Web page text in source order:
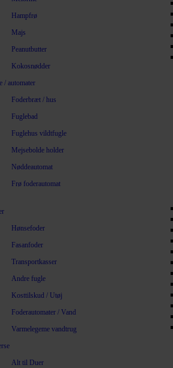
Hampfrø
Majs
Peanutbutter
Kokosnødder
/ automater
Foderbræt / hus
Fuglebad
Fuglehus vildtfugle
Mejsebolde holder
Nøddeautomat
Frø foderautomat
Hønsefoder
Fasanfoder
Transportkasser
Andre fugle
Kosttilskud / Utøj
Foderautomater / Vand
Varmelegeme vandtrug
Alt til Duer